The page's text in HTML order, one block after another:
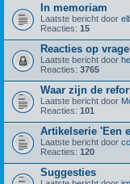
In memoriam
Laatste bericht door
Reacties: 15
Reacties op
Laatste bericht door
Reacties: 3765
Waar zijn de
Laatste bericht door
Reacties: 101
Artikelserie 'Een
Laatste bericht door
Reacties: 120
Suggesties